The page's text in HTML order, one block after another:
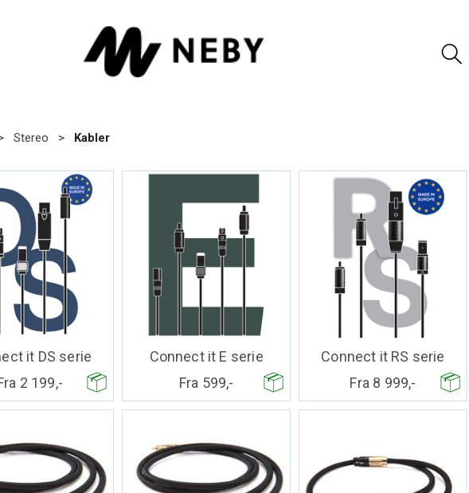
Stereo > Kabler
it DS serie
2 199,-
Connect it E serie
Fra 599,-
Connect it RS serie
Fra 8 999,-